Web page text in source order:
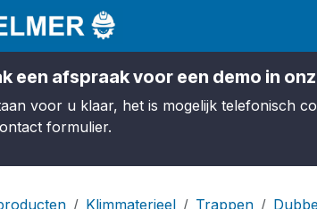
een afspraak voor een demo in
voor u klaar, het is mogelijk telefonisch
formulier.
Klimmaterieel Trappen